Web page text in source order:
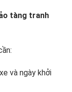
tàng tranh
và ngày khởi